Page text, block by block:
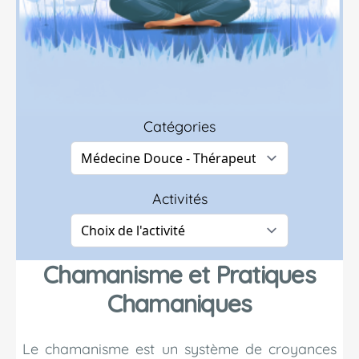
Catégories
Activités
Chamanisme et Pratiques
Chamaniques
Le chamanisme est un système de croyances